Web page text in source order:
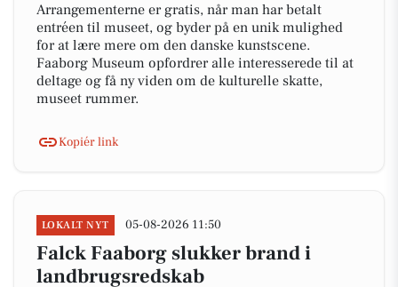
Arrangementerne er gratis, når man har betalt
entréen til museet, og byder på en unik mulighed
for at lære mere om den danske kunstscene.
Faaborg Museum opfordrer alle interesserede til at
deltage og få ny viden om de kulturelle skatte,
museet rummer.
Kopiér link
LOKALT NYT 05-08-2026 11:50
Falck Faaborg slukker brand i
landbrugsredskab